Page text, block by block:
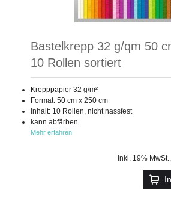
Bastelkrepp 32 g/qm 50
10 Rollen sortiert
Krepppapier 32 g/m²
Format: 50 cm x 250 cm
Inhalt: 10 Rollen, nicht nassfest
kann abfärben
Mehr erfahren
inkl. 19% MwSt.,